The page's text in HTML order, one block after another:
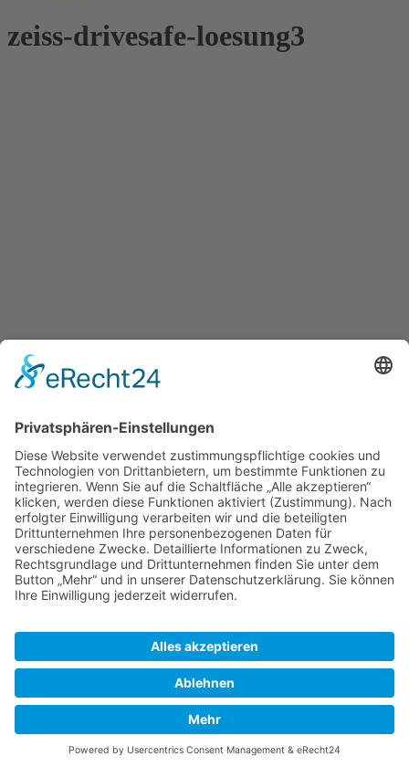
zeiss-drivesafe-loesung3
Kontakt
Königstraße 28
70173 Stuttgart
T: 0711 29 39 20
kontakt@kaestner-stuttgart.de
Unsere Öffnungszeiten
Montag bis Samstag:
10:00 Uhr – 19:00 Uhr
Pflichtangaben
Datenschutzerklärung
Kontakt
© 2026 Kästner GmbH & Co. KG |Impressum|
Datenschutzerklärung|Kontakt